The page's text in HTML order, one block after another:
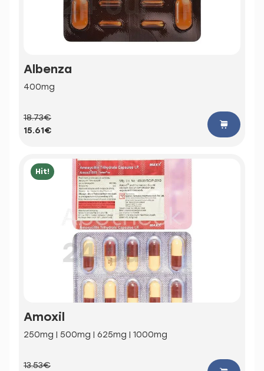
Albenza
400mg
18.73€
15.61€
Hit!
Amoxil
250mg | 500mg | 625mg | 1000mg
13.53€